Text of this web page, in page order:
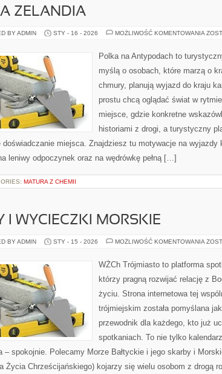
ZELANDIA
BY ADMIN STY - 16 - 2026 MOŻLIWOŚĆ KOMENTOWANIA
Polka na Antypodach to
myślą o osobach, które marzą o
chmury, planują wyjazd do kraju
prostu chcą oglądać świat w
miejsce, gdzie konkretne
historiami z drogi, a turystyczny
doświadczanie miejsca. Znajdziesz tu motywacje na wyjazdy
leniwy odpoczynek oraz na wędrówkę pełną […]
MATURA Z CHEMII
I WYCIECZKI MORSKIE
BY ADMIN STY - 15 - 2026 MOŻLIWOŚĆ KOMENTOWANIA
WŻCh Trójmiasto to platforma
którzy pragną rozwijać relację z
życiu. Strona internetowa tej
trójmiejskim została pomyślana
przewodnik dla każdego, kto już
spotkaniach. To nie tylko
– spokojnie. Polecamy Morze Bałtyckie i jego skarby i
Życia Chrześcijańskiego) kojarzy się wielu osobom z drogą